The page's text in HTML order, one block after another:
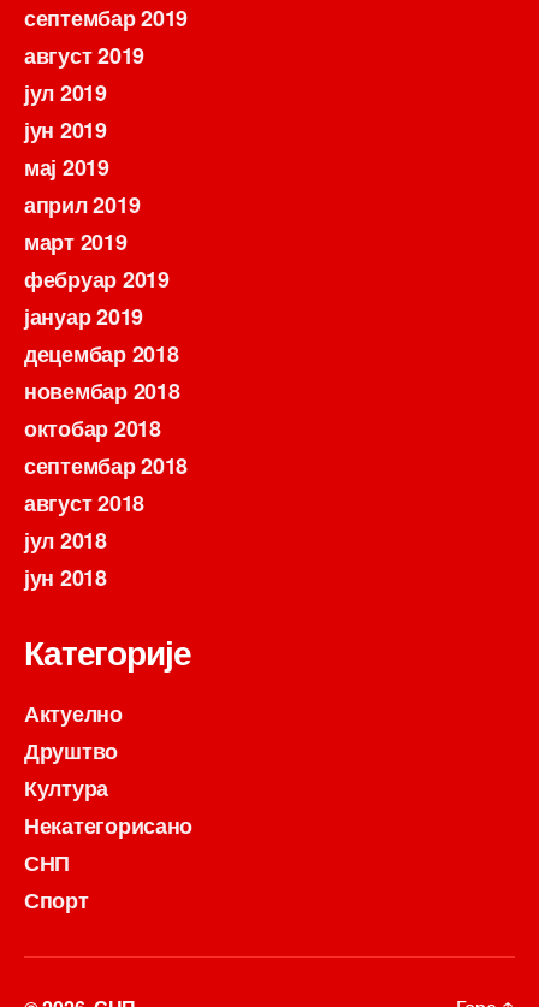
септембар 2019
август 2019
јул 2019
јун 2019
мај 2019
април 2019
март 2019
фебруар 2019
јануар 2019
децембар 2018
новембар 2018
октобар 2018
септембар 2018
август 2018
јул 2018
јун 2018
Категорије
Актуелно
Друштво
Култура
Некатегорисано
СНП
Спорт